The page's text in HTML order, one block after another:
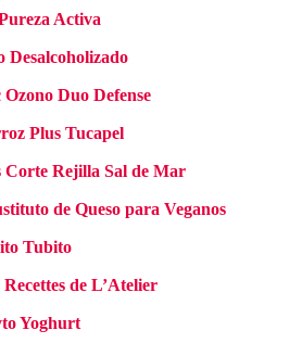
Activa
Desalcoholizado
Duo Defense
Plus Tucapel
Corte Rejilla Sal de Mar
de Queso para Veganos
Tubito
de L’Atelier
Yoghurt